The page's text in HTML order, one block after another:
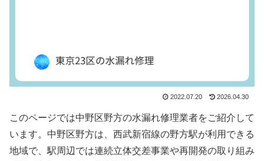
2022.07.20 2026.04.30
このページでは中野区野方の水漏れ修理業者をご紹介して
います。中野区野方は、西武新宿線の野方駅が利用できる
地域で、駅周辺では連続立体交差事業や再開発の取り組み